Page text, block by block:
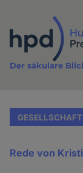
Inhalt
Der säkulare
GESELLSCHAFT
Rede von